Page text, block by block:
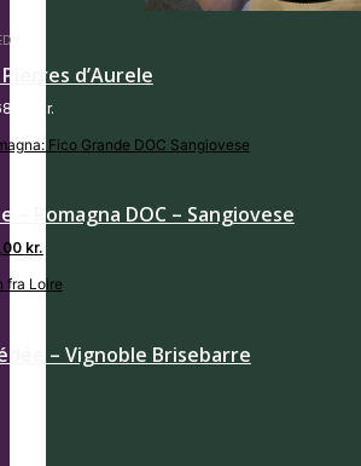
d’Aurele
kr.
– Romagna DOC – Sangiovese
kr.
– Vignoble Brisebarre